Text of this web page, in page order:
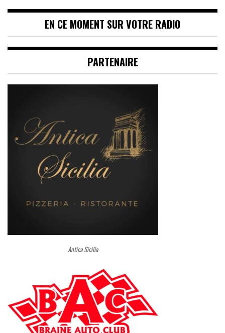
EN CE MOMENT SUR VOTRE RADIO
PARTENAIRE
Antica Sicilia